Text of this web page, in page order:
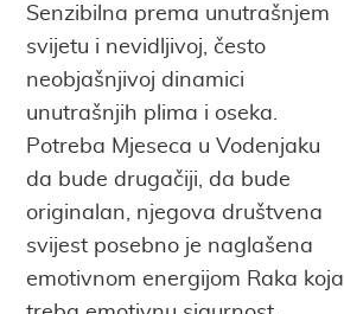
Senzibilna prema unutrašnjem
svijetu i nevidljivoj, često
neobjašnjivoj dinamici
unutrašnjih plima i oseka.
Potreba Mjeseca u Vodenjaku
da bude drugačiji, da bude
originalan, njegova društvena
svijest posebno je naglašena
emotivnom energijom Raka koja